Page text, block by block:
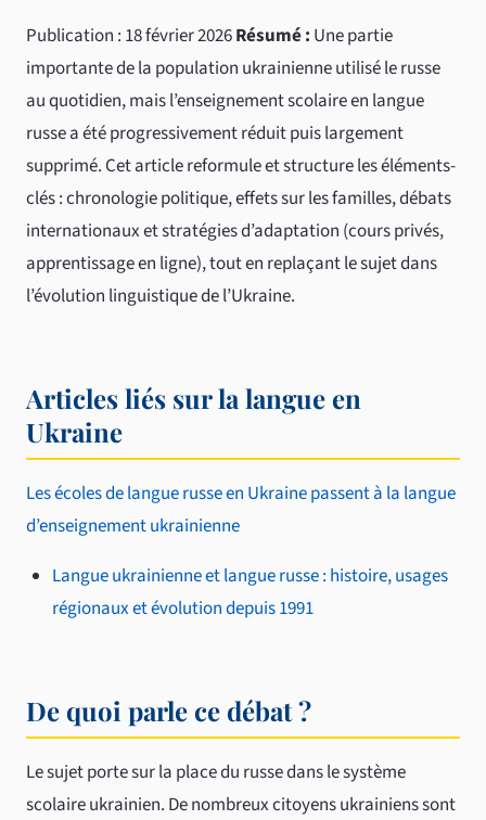
Publication : 18 février 2026Résumé : Une partie
importante de la population ukrainienne utilisé le russe
au quotidien, mais l’enseignement scolaire en langue
russe a été progressivement réduit puis largement
supprimé. Cet article reformule et structure les éléments-
clés : chronologie politique, effets sur les familles, débats
internationaux et stratégies d’adaptation (cours privés,
apprentissage en ligne), tout en replaçant le sujet dans
l’évolution linguistique de l’Ukraine.
Articles liés sur la langue en
Ukraine
Les écoles de langue russe en Ukraine passent à la langue
d’enseignement ukrainienne
Langue ukrainienne et langue russe : histoire, usages
régionaux et évolution depuis 1991
De quoi parle ce débat ?
Le sujet porte sur la place du russe dans le système
scolaire ukrainien. De nombreux citoyens ukrainiens sont